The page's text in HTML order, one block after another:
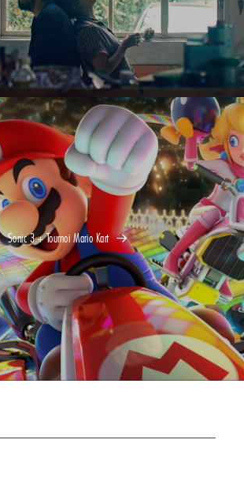
Sonic 3 + Tournoi Mario Kart